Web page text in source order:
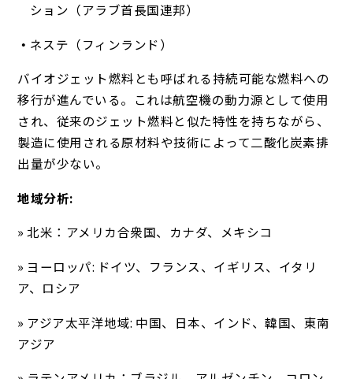
ション（アラブ首長国連邦）
ネステ（フィンランド）
バイオジェット燃料とも呼ばれる持続可能な燃料への
移行が進んでいる。これは航空機の動力源として使用
され、従来のジェット燃料と似た特性を持ちながら、
製造に使用される原材料や技術によって二酸化炭素排
出量が少ない。
地域分析:
» 北米：アメリカ合衆国、カナダ、メキシコ
» ヨーロッパ: ドイツ、フランス、イギリス、イタリ
ア、ロシア
» アジア太平洋地域: 中国、日本、インド、韓国、東南
アジア